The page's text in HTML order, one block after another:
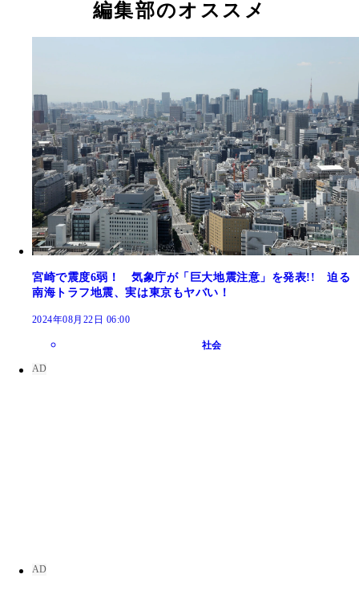
編集部のオススメ
宮崎で震度6弱！ 気象庁が「巨大地震注意」を発表!! 迫る
南海トラフ地震、実は東京もヤバい！
2024年08月22日 06:00
社会